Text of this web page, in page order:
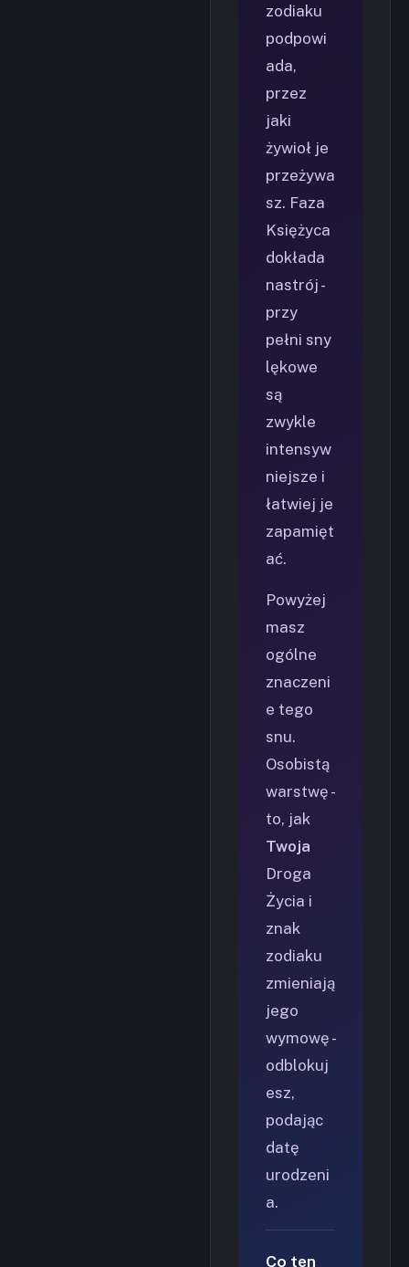
zodiaku
podpowi
ada,
przez
jaki
żywioł je
przeżywa
sz. Faza
Księżyca
dokłada
nastrój -
przy
pełni sny
lękowe
są
zwykle
intensyw
niejsze i
łatwiej je
zapamięt
ać.
Powyżej
masz
ogólne
znaczeni
e tego
snu.
Osobistą
warstwę -
to, jak
Twoja
Droga
Życia i
znak
zodiaku
zmieniają
jego
wymowę -
odblokuj
esz,
podając
datę
urodzeni
a.
Co ten